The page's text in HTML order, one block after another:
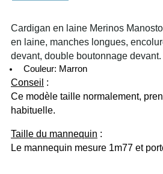
Cardigan en laine Merinos
en laine, manches longues,
devant, double boutonnage devant.
Couleur: Marron
Conseil :
Ce modèle taille normalement,
habituelle.
Taille du mannequin :
Le mannequin mesure 1m77 et